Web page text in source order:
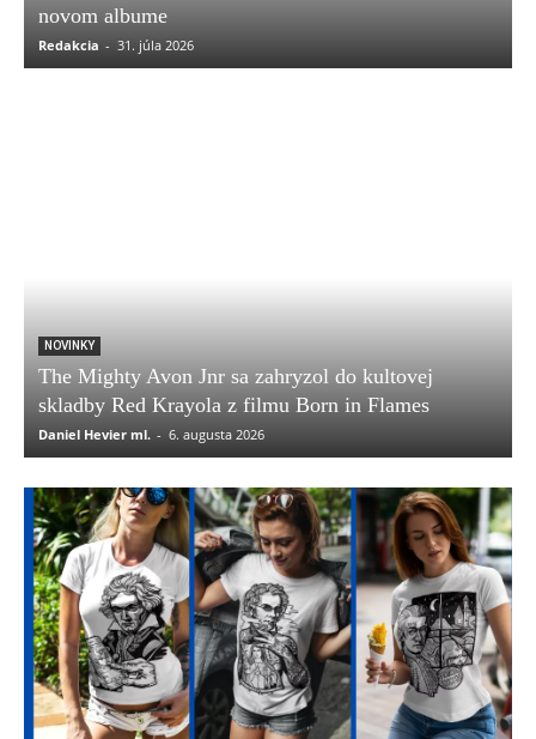
novom albume
Redakcia - 31. júla 2026
NOVINKY
The Mighty Avon Jnr sa zahryzol do kultovej
skladby Red Krayola z filmu Born in Flames
Daniel Hevier ml. - 6. augusta 2026